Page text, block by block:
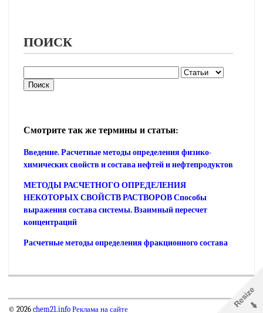
ПОИСК
Смотрите так же термины и статьи:
Введение. Расчетные методы определения физико-
химических свойств и состава нефтей и нефтепродуктов
МЕТОДЫ РАСЧЕТНОГО ОПРЕДЕЛЕНИЯ
НЕКОТОРЫХ СВОЙСТВ РАСТВОРОВ Способы
выражения состава системы. Взаимный пересчет
концентраций
Расчетные методы определения фракционного состава
© 2026 chem21.info Реклама на сайте